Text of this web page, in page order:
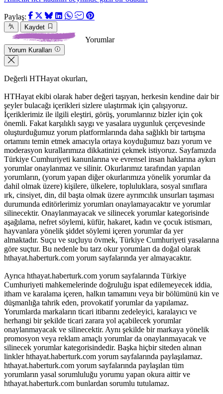
Paylaş:
Kaydet
Yorumlar
Yorum Kuralları
Değerli HTHayat okurları,
HTHayat ekibi olarak haber değeri taşıyan, herkesin kendine dair bir
şeyler bulacağı içerikleri sizlere ulaştırmak için çalışıyoruz.
İçeriklerimiz ile ilgili eleştiri, görüş, yorumlarınız bizler için çok
önemli. Fakat karşılıklı saygı ve yasalara uygunluk çerçevesinde
oluşturduğumuz yorum platformlarında daha sağlıklı bir tartışma
ortamını temin etmek amacıyla ortaya koyduğumuz bazı yorum ve
moderasyon kurallarımıza dikkatinizi çekmek istiyoruz. Sayfamızda
Türkiye Cumhuriyeti kanunlarına ve evrensel insan haklarına aykırı
yorumlar onaylanmaz ve silinir. Okurlarımız tarafından yapılan
yorumların, (yorum yapan diğer okurlarımıza yönelik yorumlar da
dahil olmak üzere) kişilere, ülkelere, topluluklara, sosyal sınıflara
ırk, cinsiyet, din, dil başta olmak üzere ayrımcılık unsurları taşıması
durumunda editörlerimiz yorumları onaylamayacaktır ve yorumlar
silinecektir. Onaylanmayacak ve silinecek yorumlar kategorisinde
aşağılama, nefret söylemi, küfür, hakaret, kadın ve çocuk istismarı,
hayvanlara yönelik şiddet söylemi içeren yorumlar da yer
almaktadır. Suçu ve suçluyu övmek, Türkiye Cumhuriyeti yasalarına
göre suçtur. Bu nedenle bu tarz okur yorumları da doğal olarak
hthayat.haberturk.com yorum sayfalarında yer almayacaktır.
Ayrıca hthayat.haberturk.com yorum sayfalarında Türkiye
Cumhuriyeti mahkemelerinde doğruluğu ispat edilemeyecek iddia,
itham ve karalama içeren, halkın tamamını veya bir bölümünü kin ve
düşmanlığa tahrik eden, provokatif yorumlar da yapılamaz.
Yorumlarda markaların ticari itibarını zedeleyici, karalayıcı ve
herhangi bir şekilde ticari zarara yol açabilecek yorumlar
onaylanmayacak ve silinecektir. Aynı şekilde bir markaya yönelik
promosyon veya reklam amaçlı yorumlar da onaylanmayacak ve
silinecek yorumlar kategorisindedir. Başka hiçbir siteden alınan
linkler hthayat.haberturk.com yorum sayfalarında paylaşılamaz.
hthayat.haberturk.com yorum sayfalarında paylaşılan tüm
yorumların yasal sorumluluğu yorumu yapan okura aittir ve
hthayat.haberturk.com bunlardan sorumlu tutulamaz.